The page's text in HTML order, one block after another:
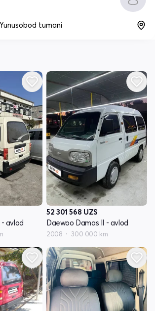
tumani
avlod
52 301 568 UZS
Daewoo Damas II - avlod
2008 300 000 km